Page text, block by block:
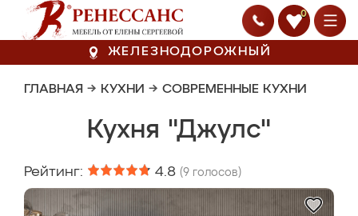
0
ЖЕЛЕЗНОДОРОЖНЫЙ
ГЛАВНАЯ → КУХНИ → СОВРЕМЕННЫЕ КУХНИ
Кухня "Джулс"
Рейтинг: 4.8 (9 голосов)